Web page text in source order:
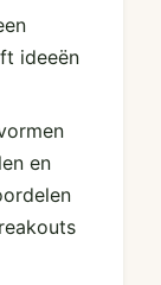
ideeën
en